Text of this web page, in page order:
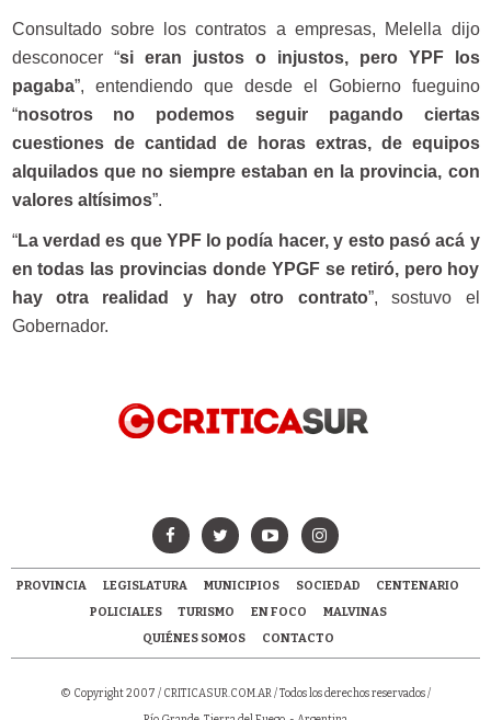
Consultado sobre los contratos a empresas, Melella dijo
desconocer “si eran justos o injustos, pero YPF los
pagaba”, entendiendo que desde el Gobierno fueguino
“nosotros no podemos seguir pagando ciertas
cuestiones de cantidad de horas extras, de equipos
alquilados que no siempre estaban en la provincia, con
valores altísimos”.
“La verdad es que YPF lo podía hacer, y esto pasó acá y
en todas las provincias donde YPGF se retiró, pero hoy
hay otra realidad y hay otro contrato”, sostuvo el
Gobernador.
PROVINCIA LEGISLATURA MUNICIPIOS SOCIEDAD
CENTENARIO
POLICIALES
TURISMO EN FOCO
MALVINAS
QUIÉNES SOMOS
CONTACTO
© Copyright 2007 / CRITICASUR.COM.AR/ Todos los derechos reservados /